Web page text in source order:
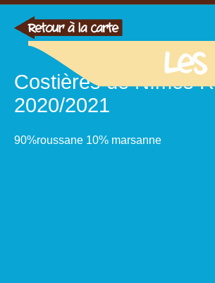
Costières de Nîmes
2020/2021
90%roussane 10% marsanne